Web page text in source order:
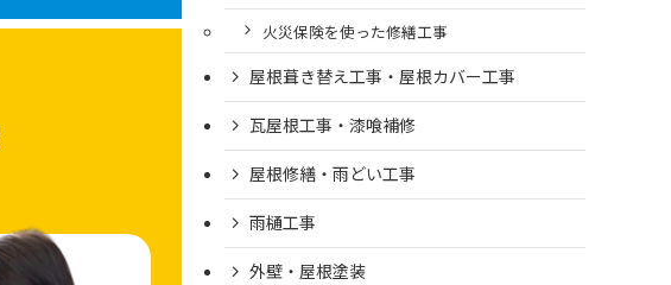
火災保険を使った修繕工事
屋根葺き替え工事・屋根カバー工事
瓦屋根工事・漆喰補修
屋根修繕・雨どい工事
雨樋工事
外壁・屋根塗装